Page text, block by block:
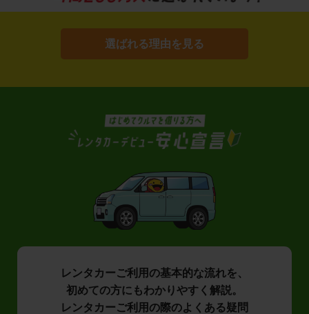
選ばれる理由を見る
レンタカーご利用の基本的な流れを、
初めての方にもわかりやすく解説。
レンタカーご利用の際のよくある疑問